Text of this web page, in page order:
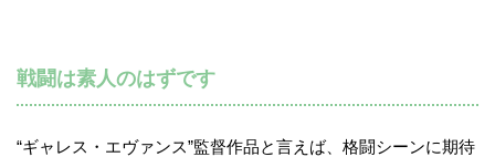
戦闘は素人のはずです
“ギャレス・エヴァンス”監督作品と言えば、格闘シーンに期待